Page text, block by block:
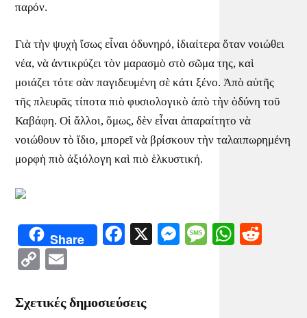
παρόν.
Γιὰ τὴν ψυχὴ ἴσως εἶναι ὀδυνηρό, ἰδιαίτερα ὅταν νοιώθει
νέα, νὰ ἀντικρύζει τὸν μαρασμὸ στὸ σῶμα της, καὶ
μοιάζει τότε σὰν παγιδευμένη σὲ κάτι ξένο. Ἀπὸ αὐτῆς
τῆς πλευρᾶς τίποτα πιὸ φυσιολογικὸ ἀπὸ τὴν ὀδύνη τοῦ
Καβάφη. Οἱ ἄλλοι, ὅμως, δὲν εἶναι ἀπαραίτητο νὰ
νοιώθουν τὸ ἴδιο, μπορεῖ νὰ βρίσκουν τὴν ταλαιπωρημένη
μορφὴ πιὸ ἀξιόλογη καὶ πιὸ ἑλκυστική.
Share Facebook
X Messenger
Message
Copy
Σχετικές δημοσιεύσεις